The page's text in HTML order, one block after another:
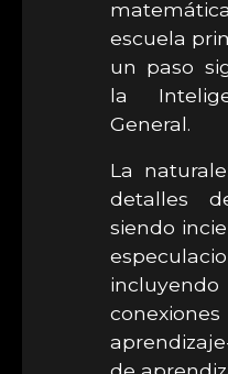
escuela
un paso
la
General.
La
detalles
siendo